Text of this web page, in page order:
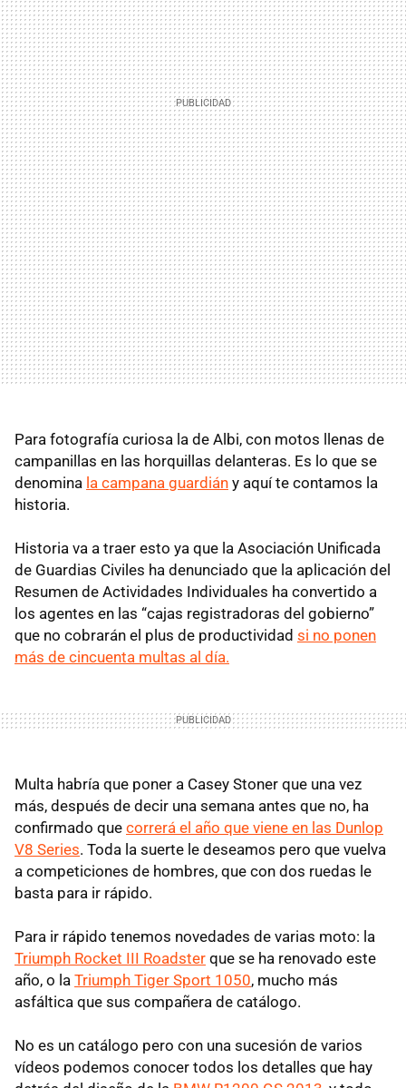
Para fotografía curiosa la de Albi, con motos llenas de
campanillas en las horquillas delanteras. Es lo que se
denomina la campana guardián y aquí te contamos la
historia.
Historia va a traer esto ya que la Asociación Unificada
de Guardias Civiles ha denunciado que la aplicación del
Resumen de Actividades Individuales ha convertido a
los agentes en las “cajas registradoras del gobierno”
que no cobrarán el plus de productividad si no ponen
más de cincuenta multas al día.
Multa habría que poner a Casey Stoner que una vez
más, después de decir una semana antes que no, ha
confirmado que correrá el año que viene en las Dunlop
V8 Series. Toda la suerte le deseamos pero que vuelva
a competiciones de hombres, que con dos ruedas le
basta para ir rápido.
Para ir rápido tenemos novedades de varias moto: la
Triumph Rocket III Roadster que se ha renovado este
año, o la Triumph Tiger Sport 1050, mucho más
asfáltica que sus compañera de catálogo.
No es un catálogo pero con una sucesión de varios
vídeos podemos conocer todos los detalles que hay